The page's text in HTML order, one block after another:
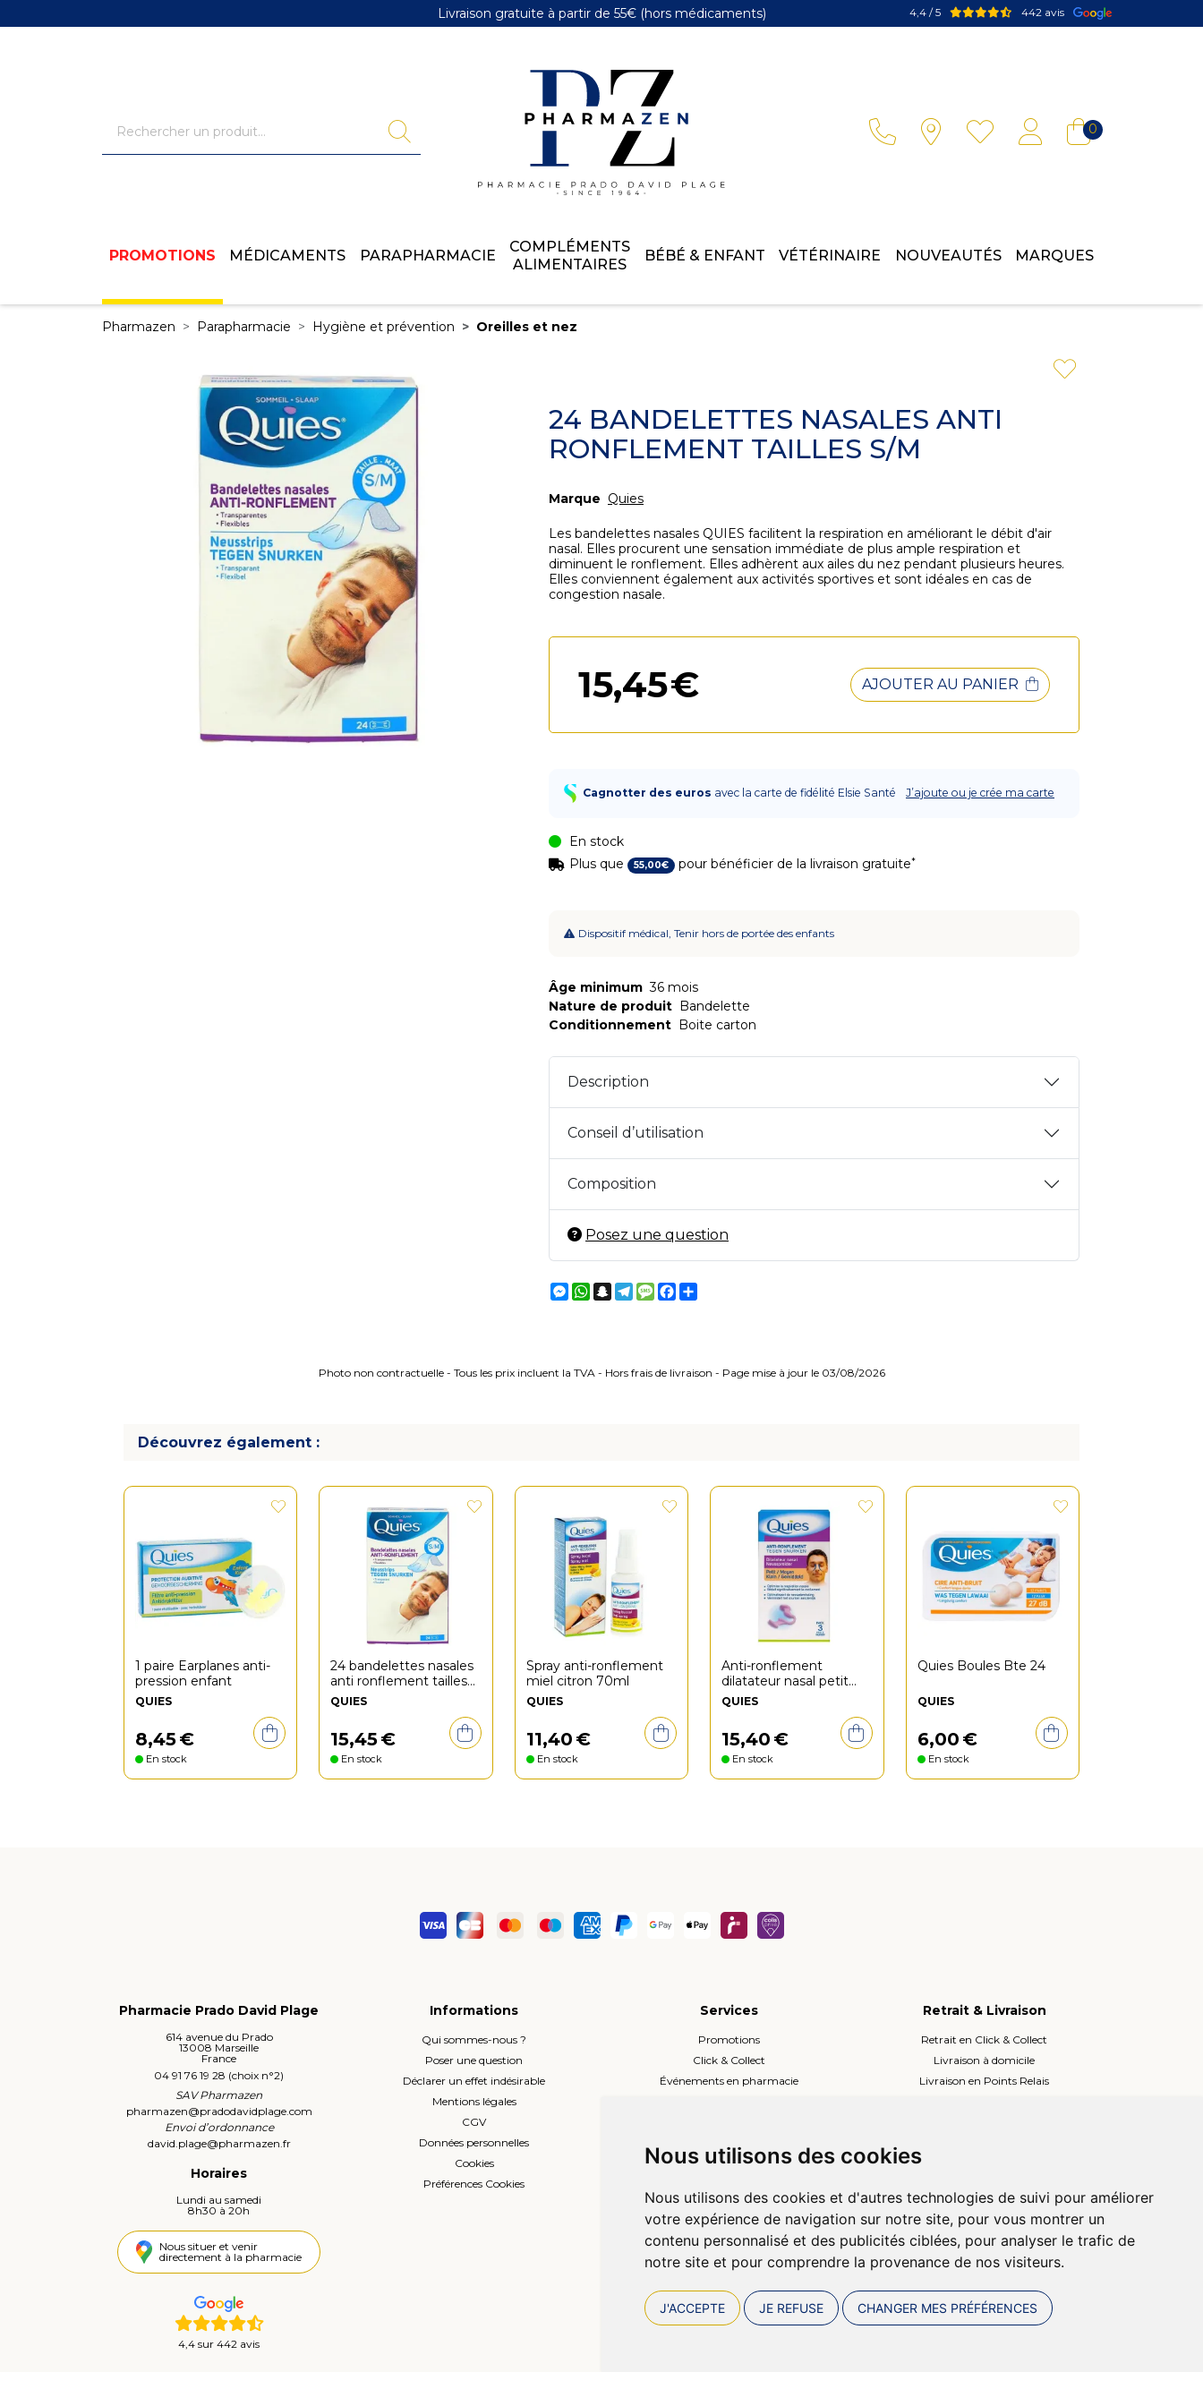
Nous utilisons des cookies
Nous utilisons des cookies et d'autres technologies de suivi pour améliorer
votre expérience de navigation sur notre site, pour vous montrer un
contenu personnalisé et des publicités ciblées, pour analyser le trafic de
notre site et pour comprendre la provenance de nos visiteurs.
J'ACCEPTE JE REFUSE CHANGER MES PRÉFÉRENCES
Livraison gratuite à partir de 55€(hors médicaments) 4,4 / 5 442 avis
0
PROMOTIONS MÉDICAMENTS PARAPHARMACIE
COMPLÉMENTS
ALIMENTAIRES
BÉBÉ & ENFANT VÉTÉRINAIRE NOUVEAUTÉS MARQUES
Pharmazen Parapharmacie Hygiène et prévention Oreilles et nez
24 BANDELETTES NASALES ANTI
RONFLEMENT TAILLES S/M
Marque Quies
Les bandelettes nasales QUIES facilitent la respiration en améliorant le débit d'air
nasal. Elles procurent une sensation immédiate de plus ample respiration et
diminuent le ronflement. Elles adhèrent aux ailes du nez pendant plusieurs heures.
Elles conviennent également aux activités sportives et sont idéales en cas de
congestion nasale.
15,45€ AJOUTER AU PANIER
Cagnotter des euros avec la carte de fidélité Elsie Santé J’ajoute ou je crée ma carte
En stock
Plus que
55,00€ pour bénéficier de la livraison gratuite*
Dispositif médical, Tenir hors de portée des enfants
Âge minimum 36 mois
Nature de produit Bandelette
Conditionnement Boite carton
Description
Conseil d’utilisation
Composition
Posez une question
Messenger
WhatsApp
Snapchat
Telegram
MessageFacebook
Photo non contractuelle - Tous les prix incluent la TVA - Hors frais de livraison - Page mise à jour le 03/08/2026
Découvrez également :
1 paire Earplanes anti-
pression enfant
QUIES
8,45€
En stock
24 bandelettes nasales
anti ronflement tailles
S/M
QUIES
15,45€
En stock
Spray anti-ronflement
miel citron 70ml
QUIES
11,40 €
En stock
Anti-ronflement
dilatateur nasal petit
moyen
QUIES
15,40 €
En stock
Quies Boules Bte 24
QUIES
6,00 €
En stock
Pharmacie Prado David Plage
614 avenue du Prado
13008 Marseille
France
04 91 76 19 28 (choix n°2)
SAV Pharmazen
pharmazen@pradodavidplage.com
Envoi d’ordonnance
david.plage@pharmazen.fr
Horaires
Lundi au samedi
8h30 à 20h
Nous situer et venir
directement à la pharmacie
4,4 sur 442 avis
Informations
Qui sommes-nous ?
Poser une question
Déclarer un effet indésirable
Mentions légales
CGV
Données personnelles
Cookies
Préférences Cookies
Services
Promotions
Click & Collect
Événements en pharmacie
Compte professionnel
Retrait & Livraison
Retrait en Click & Collect
Livraison à domicile
Livraison en Points Relais